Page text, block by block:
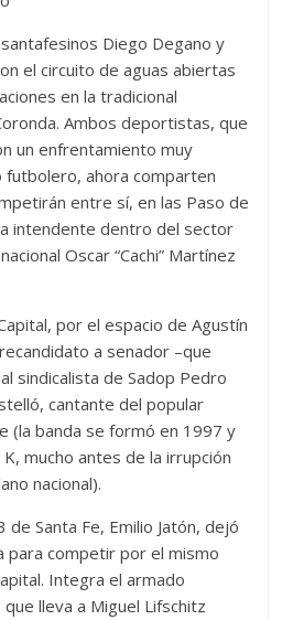
Diego Degano y
el circuito de aguas abiertas
en la tradicional
Ambos deportistas, que
un enfrentamiento muy
futbolero, ahora comparten
entre sí, en las Paso de
intendente dentro del sector
Oscar “Cachi” Martínez
por el espacio de Agustín
a senador –que
sindicalista de Sadop Pedro
cantante del popular
(la banda se formó en 1997 y
mucho antes de la irrupción
nacional).
de Santa Fe, Emilio Jatón, dejó
para competir por el mismo
Integra el armado
lleva a Miguel Lifschitz